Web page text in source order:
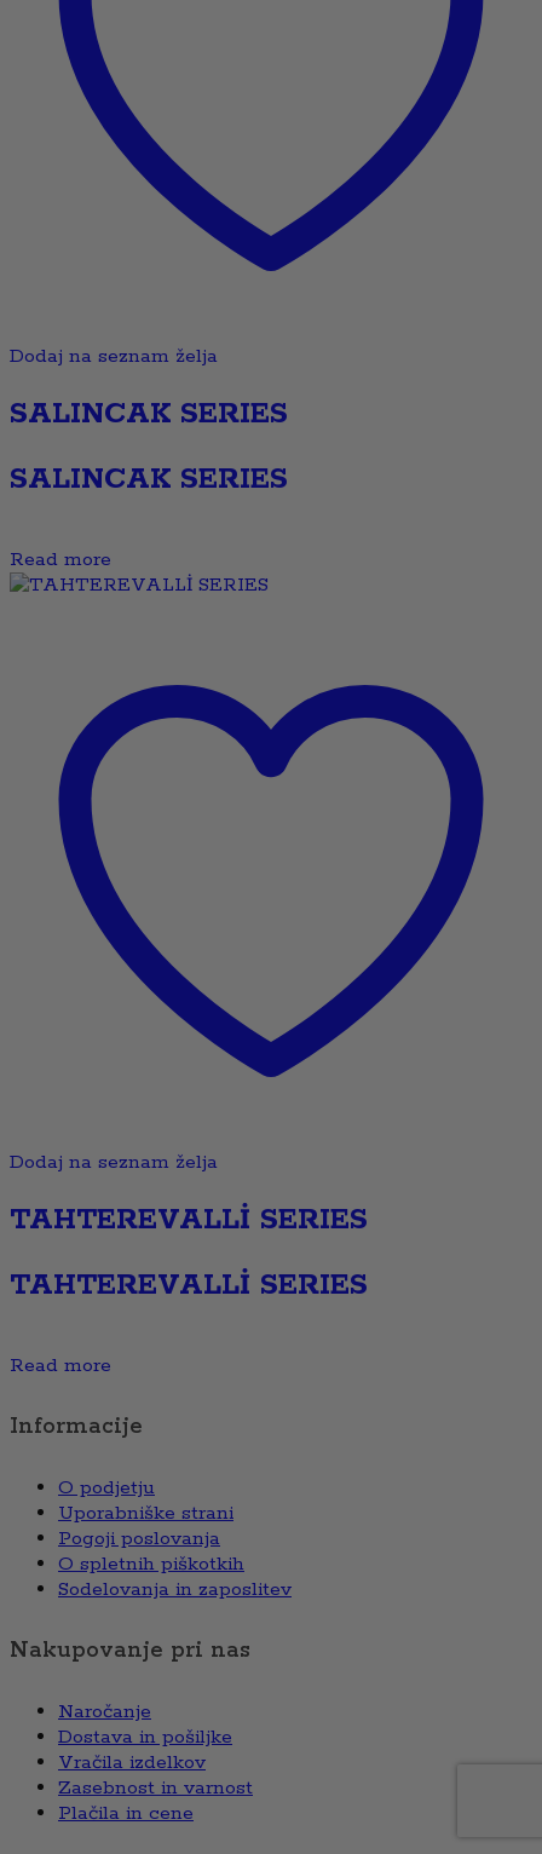
Dodaj na seznam želja
SALINCAK SERIES
SALINCAK SERIES
Read more
Dodaj na seznam želja
TAHTEREVALLİ SERIES
TAHTEREVALLİ SERIES
Read more
Informacije
O podjetju
Uporabniške strani
Pogoji poslovanja
O spletnih piškotkih
Sodelovanja in zaposlitev
Nakupovanje pri nas
Naročanje
Dostava in pošiljke
Vračila izdelkov
Zasebnost in varnost
Plačila in cene